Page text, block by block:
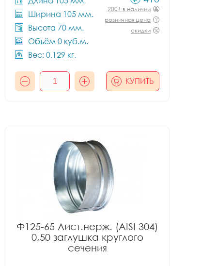
Ширина 105 мм.
Высота 70 мм.
Объём 0 куб.м.
Вес: 0.129 кг.
200+ в наличии
розничная цена
скидки
КУПИТЬ
Ф125-65 Лист.нерж. (AISI 304)
0,50 заглушка круглого
сечения